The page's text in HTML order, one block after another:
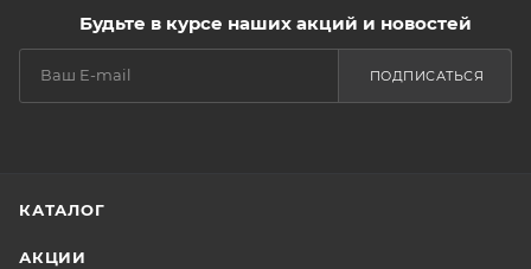
Будьте в курсе наших акций и новостей
ПОДПИСАТЬСЯ
КАТАЛОГ
АКЦИИ